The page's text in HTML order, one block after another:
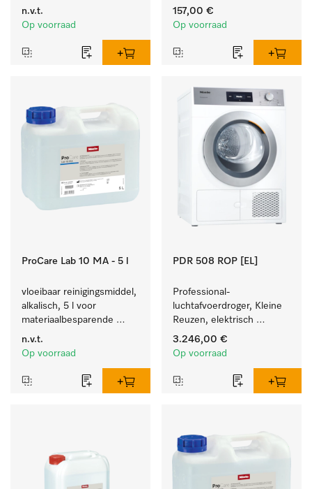
effectief verwijderen van
vetvlekken.
n.v.t.
Op voorraad
reiniging van wol.
157,00 €
Op voorraad
ProCare Lab 10 MA - 5 l
vloeibaar reinigingsmiddel,
alkalisch, 5 l voor
materiaalbesparende
machinale reiniging van
laboratoriumglaswerk en -
n.v.t.
Op voorraad
PDR 508 ROP [EL]
Professional-
luchtafvoerdroger, Kleine
Reuzen, elektrisch
verwarmd  met zeer korte
programma's. Vermogen
3.246,00 €
Op voorraad